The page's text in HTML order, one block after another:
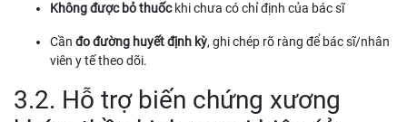
Không được bỏ thuốckhi chưa có chỉ định của bác sĩ
Cần đo đường huyết định kỳ, ghi chép rõ ràng để bác sĩ/nhân
viên y tế theo dõi.
3.2. Hỗ trợ biến chứng xương